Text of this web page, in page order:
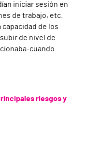
iniciar sesión en
de trabajo, etc.
de los
de nivel de
-cuando
riesgos y